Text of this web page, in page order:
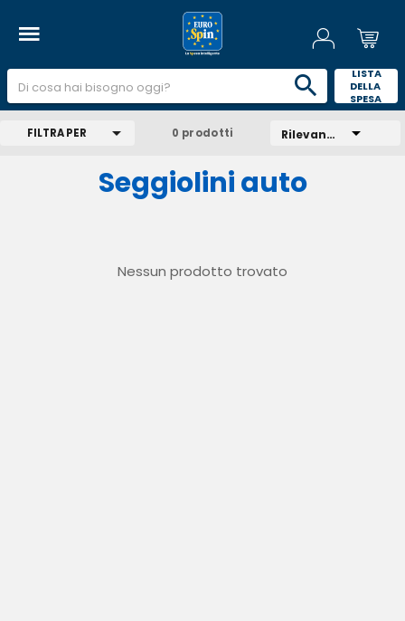
LISTA
DELLA
SPESA
FILTRA PER 0 prodotti Rilevanza
Seggiolini auto
Nessun prodotto trovato